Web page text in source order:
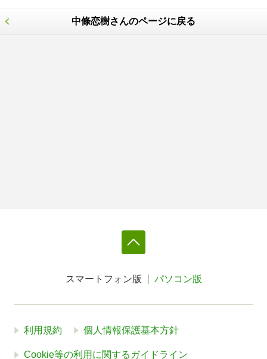
中條恋樹さんのページに戻る
スマートフォン版 パソコン版
利用規約 個人情報保護基本方針
Cookie等の利用に関するガイドライン